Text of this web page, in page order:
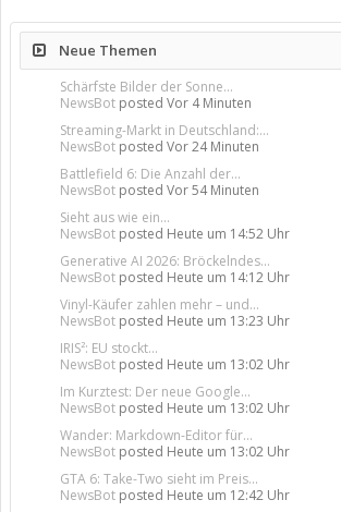
Neue Themen
Schärfste Bilder der Sonne...
NewsBot posted Vor 4 Minuten
Streaming-Markt in Deutschland:...
NewsBot posted Vor 24 Minuten
Battlefield 6: Die Anzahl der...
NewsBot posted Vor 54 Minuten
Sieht aus wie ein...
NewsBot posted Heute um 14:52 Uhr
Generative AI 2026: Bröckelndes...
NewsBot posted Heute um 14:12 Uhr
Vinyl-Käufer zahlen mehr – und...
NewsBot posted Heute um 13:23 Uhr
IRIS²: EU stockt...
NewsBot posted Heute um 13:02 Uhr
Im Kurztest: Der neue Google...
NewsBot posted Heute um 13:02 Uhr
Wander: Markdown-Editor für...
NewsBot posted Heute um 13:02 Uhr
GTA 6: Take-Two sieht im Preis...
NewsBot posted Heute um 12:42 Uhr